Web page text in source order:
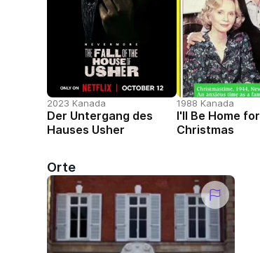
2023 Kanada
Der Untergang des
Hauses Usher
1988 Kanada
I'll Be Home for
Christmas
Orte